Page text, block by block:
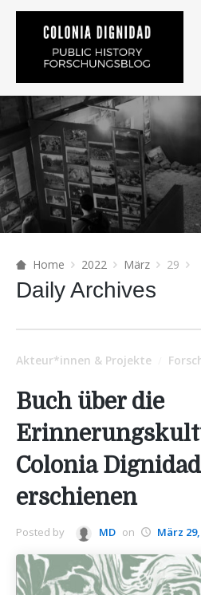
Home 2022 März 29
Daily Archives
Akteur*innen & Projekte
Buch über die
Colonia
erschienen
Posted by MD on März